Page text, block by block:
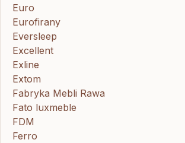
Euro
Eurofirany
Eversleep
Excellent
Exline
Extom
Fabryka Mebli Rawa
Fato luxmeble
FDM
Ferro